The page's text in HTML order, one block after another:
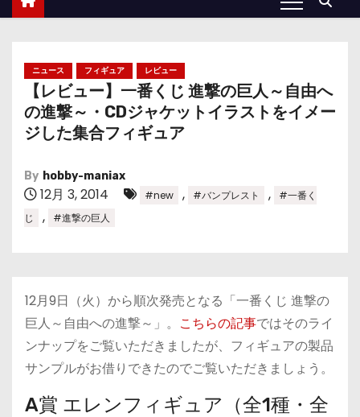
ニュース フィギュア レビュー
【レビュー】一番くじ 進撃の巨人～自由へ
の進撃～・CDジャケットイラストをイメー
ジした集合フィギュア
By hobby-maniax
12月 3, 2014 #new , #バンプレスト ,
#一番く
じ
, #進撃の巨人
12月9日（火）から順次発売となる「一番くじ 進撃の
巨人～自由への進撃～」。 こちらの記事ではそのライ
ンナップをご覧いただきましたが、フィギュアの製品
サンプルがお借りできたのでご覧いただきましょう。
A賞 エレンフィギュア（全1種・全